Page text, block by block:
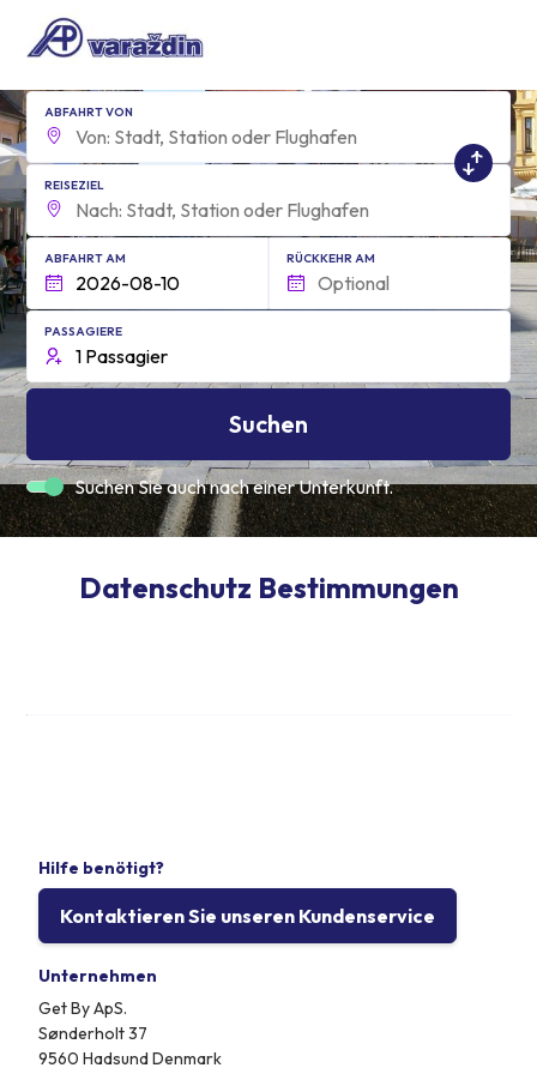
ABFAHRT VON
REISEZIEL
ABFAHRT AM RÜCKKEHR AM
PASSAGIERE
Suchen
Suchen Sie auch nach einer Unterkunft.
Datenschutz Bestimmungen
Hilfe benötigt?
Kontaktieren Sie unseren Kundenservice
Unternehmen
Get By ApS.
Sønderholt 37
9560 Hadsund Denmark